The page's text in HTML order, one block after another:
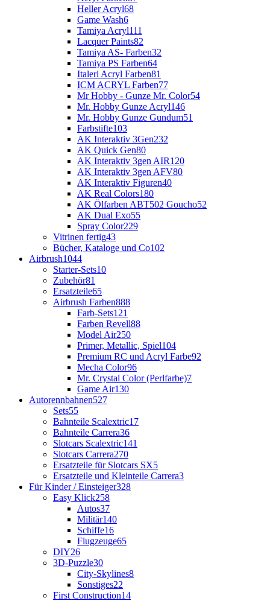
Heller Acryl68
Game Wash6
Tamiya Acryl111
Lacquer Paints82
Tamiya AS- Farben32
Tamiya PS Farben64
Italeri Acryl Farben81
ICM ACRYL Farben77
Mr Hobby - Gunze Mr. Color54
Mr. Hobby Gunze Acryl146
Mr. Hobby Gunze Gundum51
Farbstifte103
AK Interaktiv 3Gen232
AK Quick Gen80
AK Interaktiv 3gen AIR120
AK Interaktiv 3gen AFV80
AK Interaktiv Figuren40
AK Real Colors180
AK Ölfarben ABT502 Goucho52
AK Dual Exo55
Spray Color229
Vitrinen fertig43
Bücher, Kataloge und Co102
Airbrush1044
Starter-Sets10
Zubehör81
Ersatzteile65
Airbrush Farben888
Farb-Sets121
Farben Revell88
Model Air250
Primer, Metallic, Spiel104
Premium RC und Acryl Farbe92
Mecha Color96
Mr. Crystal Color (Perlfarbe)7
Game Air130
Autorennbahnen527
Sets55
Bahnteile Scalextric17
Bahnteile Carrera36
Slotcars Scalextric141
Slotcars Carrera270
Ersatzteile für Slotcars SX5
Ersatzteile und Kleinteile Carrera3
Für Kinder / Einsteiger328
Easy Klick258
Autos37
Militär140
Schiffe16
Flugzeuge65
DIY26
3D-Puzzle30
City-Skylines8
Sonstiges22
First Construction14